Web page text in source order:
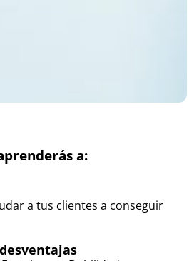
a:
a tus clientes a conseguir